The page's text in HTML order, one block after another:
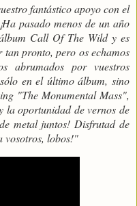
fantástico apoyo con el
pasado menos de un año
Call Of The Wild y es
pronto, pero os echamos
abrumados por vuestros
en el último álbum, sino
"The Monumental Mass",
la oportunidad de vernos de
metal juntos! Disfrutad de
vosotros, lobos!"